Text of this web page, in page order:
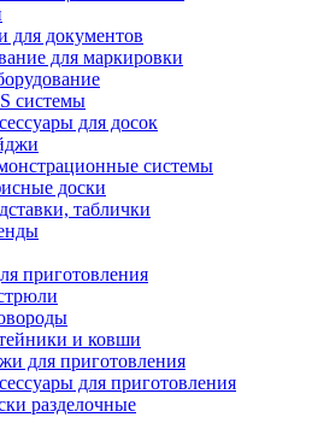
для документов
для маркировки
системы
для досок
системы
доски
таблички
приготовления
и ковши
для приготовления
для приготовления
разделочные